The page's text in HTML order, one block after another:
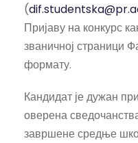
(
Пријаву на конкурс
званичној страници
формату.
Кандидат је дужан
оверена
завршене средње